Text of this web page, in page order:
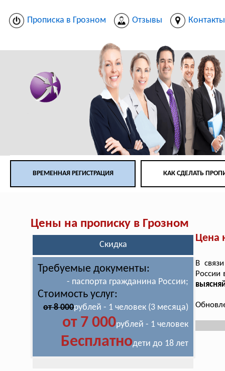
Прописка в Грозном Отзывы Контакты
ВРЕМЕННАЯ РЕГИСТРАЦИЯ КАК СДЕЛАТЬ
Цены на прописку в Грозном
Скидка
Требуемые документы:
- паспорта гражданина России;
Стоимость услуг:
от 8 000рублей - 1 человек (3 месяца)
от 7 000рублей - 1 человек
Бесплатнодети до 18 лет
Цена
В
России